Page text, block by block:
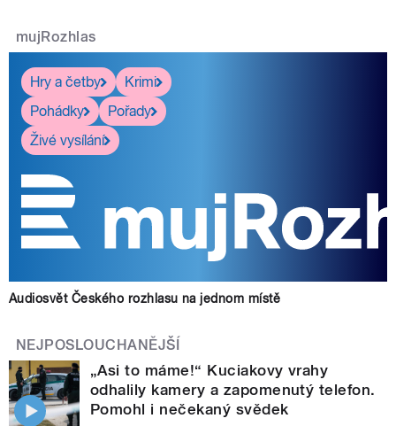
mujRozhlas
Hry a četby
Krimi
Pohádky
Pořady
Živé vysílání
Audiosvět Českého rozhlasu na jednom místě
NEJPOSLOUCHANĚJŠÍ
„Asi to máme!“ Kuciakovy vrahy
odhalily kamery a zapomenutý telefon.
Pomohl i nečekaný svědek